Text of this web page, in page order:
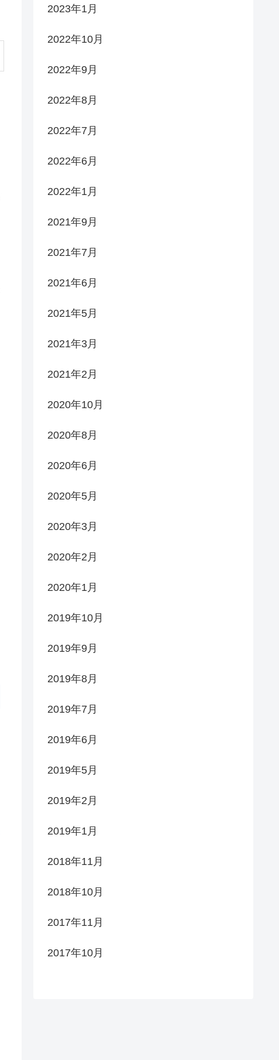
2023年1月
2022年10月
2022年9月
2022年8月
2022年7月
2022年6月
2022年1月
2021年9月
2021年7月
2021年6月
2021年5月
2021年3月
2021年2月
2020年10月
2020年8月
2020年6月
2020年5月
2020年3月
2020年2月
2020年1月
2019年10月
2019年9月
2019年8月
2019年7月
2019年6月
2019年5月
2019年2月
2019年1月
2018年11月
2018年10月
2017年11月
2017年10月